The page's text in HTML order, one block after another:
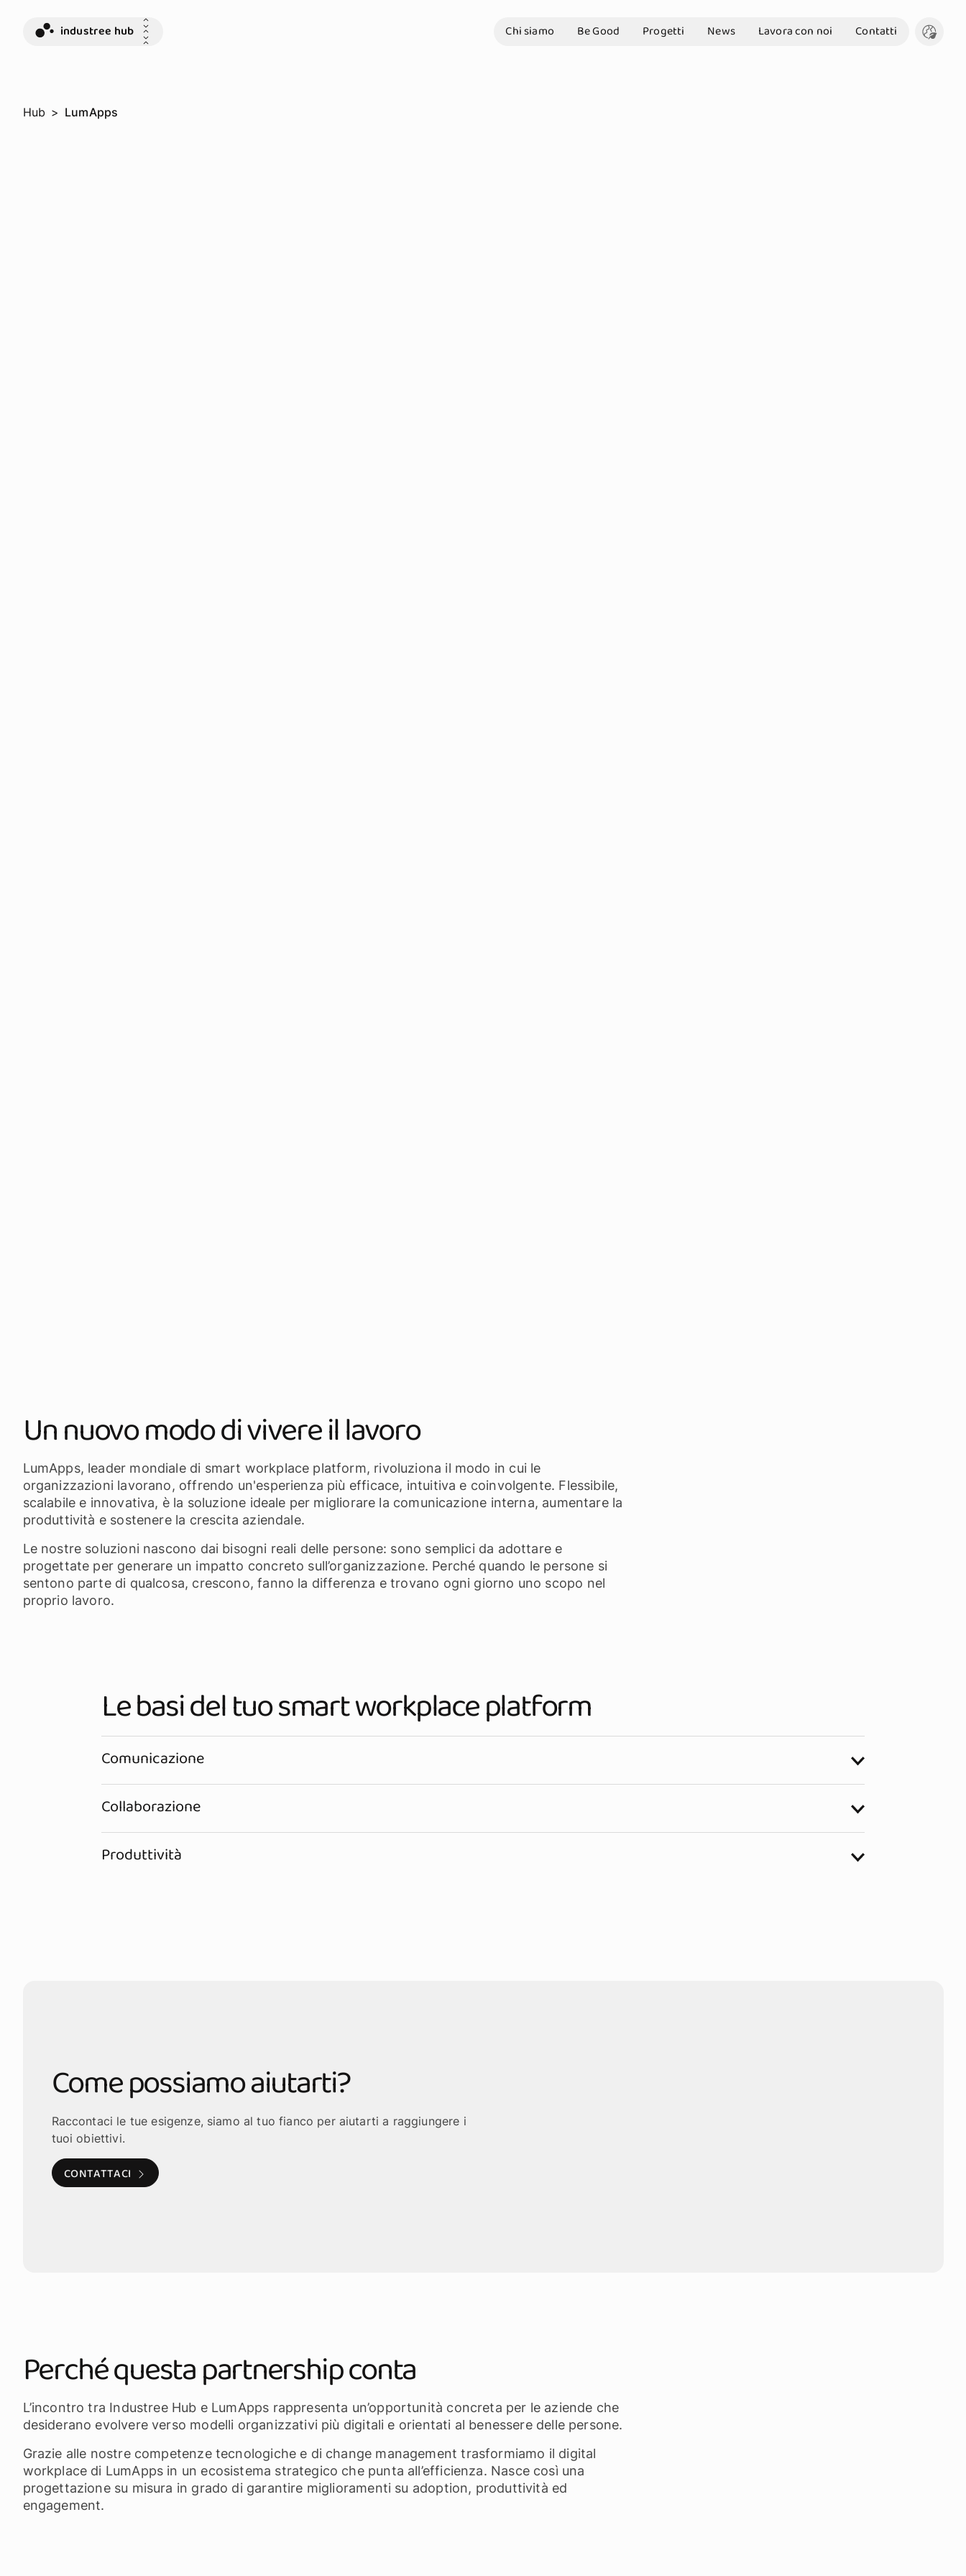
industree hub Chi siamo Be Good Progetti News Lavora con noi Contatti
Hub > LumApps
Un nuovo modo di vivere il lavoro
LumApps, leader mondiale di smart workplace platform, rivoluziona il modo in cui le
organizzazioni lavorano, offrendo un'esperienza più efficace, intuitiva e coinvolgente. Flessibile,
scalabile e innovativa, è la soluzione ideale per migliorare la comunicazione interna, aumentare la
produttività e sostenere la crescita aziendale.
Le nostre soluzioni nascono dai bisogni reali delle persone: sono semplici da adottare e
progettate per generare un impatto concreto sull’organizzazione. Perché quando le persone si
sentono parte di qualcosa, crescono, fanno la differenza e trovano ogni giorno uno scopo nel
proprio lavoro.
Le basi del tuo smart workplace platform
Comunicazione
Collaborazione
Produttività
Come possiamo aiutarti?
Raccontaci le tue esigenze, siamo al tuo fianco per aiutarti a raggiungere i
tuoi obiettivi.
CONTATTACI
Perché questa partnership conta
L’incontro tra Industree Hub e LumApps rappresenta un’opportunità concreta per le aziende che
desiderano evolvere verso modelli organizzativi più digitali e orientati al benessere delle persone.
Grazie alle nostre competenze tecnologiche e di change management trasformiamo il digital
workplace di LumApps in un ecosistema strategico che punta all’efficienza. Nasce così una
progettazione su misura in grado di garantire miglioramenti su adoption, produttività ed
engagement.